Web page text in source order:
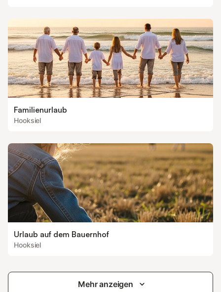
Familienurlaub
Hooksiel
Urlaub auf dem Bauernhof
Hooksiel
Mehr anzeigen